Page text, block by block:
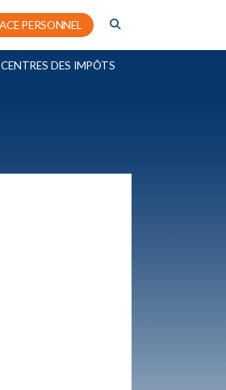
PERSONNEL
CENTRES DES IMPÔTS